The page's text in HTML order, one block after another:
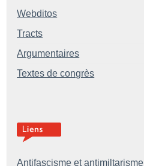
Webditos
Tracts
Argumentaires
Textes de congrès
Antifascisme et antimiltarisme